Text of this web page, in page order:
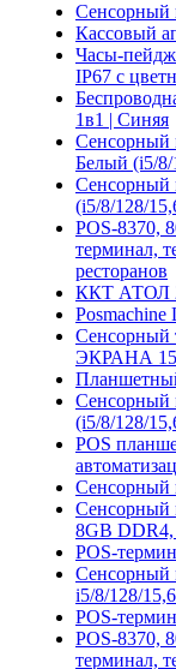
Сенсорный
Кассовый
Часы-
IP67 с
1в1 | Cиняя
Сенсорный
Белый (i5/
Сенсорный
(i5/8/128/
POS-8370,
терминал,
ресторанов
ККТ АТОЛ
Posmaсhine
Сенсорный
ЭКРАНА
Сенсорный
(i5/8/128/
POS
Сенсорный
Сенсорный
8GB
POS-
Сенсорный
i5/8/128/
POS-
POS-8370,
терминал,